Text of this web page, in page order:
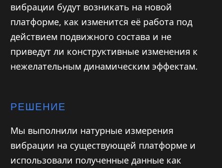
вибрации будут возникать на новой
платформе, как изменится её работа под
действием подвижного состава и не
приведут ли конструктивные изменения к
нежелательным динамическим эффектам.
РЕШЕНИЕ
Мы выполнили натурные измерения
вибрации на существующей платформе и
использовали полученные данные как